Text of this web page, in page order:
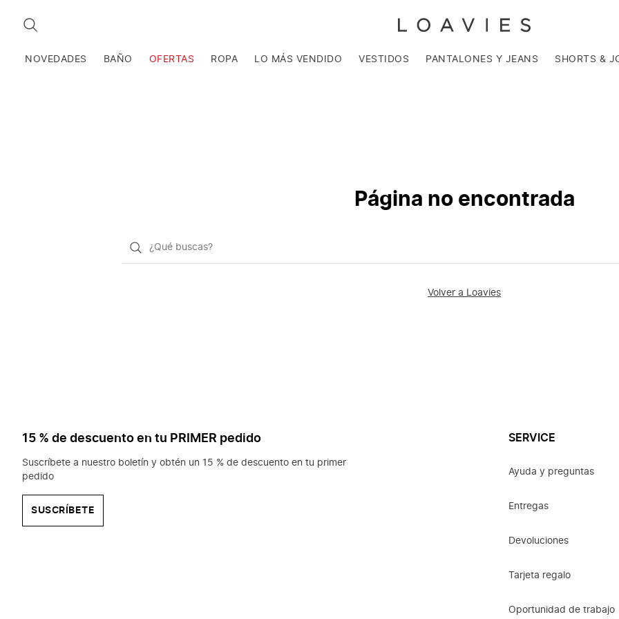
BUSCAR
NOVEDADES BAÑO OFERTAS ROPA LO MÁS VENDIDO VESTIDOS PANTALONES Y JEANS SHORTS &
Página no encontrada
¿Qué
Volver a Loavies
15 % de descuento en tu PRIMER pedido
Suscríbete a nuestro boletín y obtén un 15 % de descuento en tu primer
pedido
SUSCRÍBETE
SERVICE
Ayuda y preguntas
Entregas
Devoluciones
Tarjeta regalo
Oportunidad de trabajo